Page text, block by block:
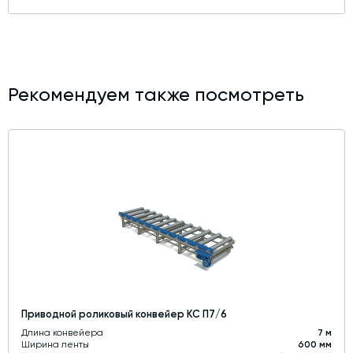
Рекомендуем также посмотреть
Приводной роликовый конвейер КС П7/6
Длина конвейера
7 м
Ширина ленты
600 мм